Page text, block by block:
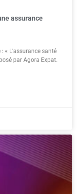
assurance
« L’assurance santé
par Agora Expat.